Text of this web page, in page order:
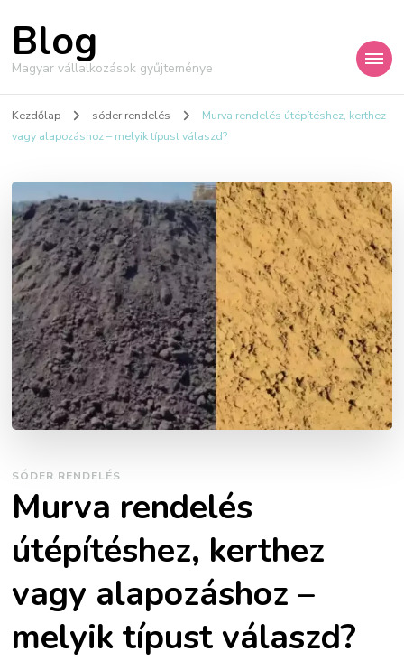
Blog
Magyar vállalkozások gyűjteménye
Kezdőlap sóder rendelés
Murva rendelés útépítéshez, kerthez
vagy alapozáshoz – melyik típust válaszd?
SÓDER RENDELÉS
Murva rendelés
útépítéshez, kerthez
vagy alapozáshoz –
melyik típust válaszd?